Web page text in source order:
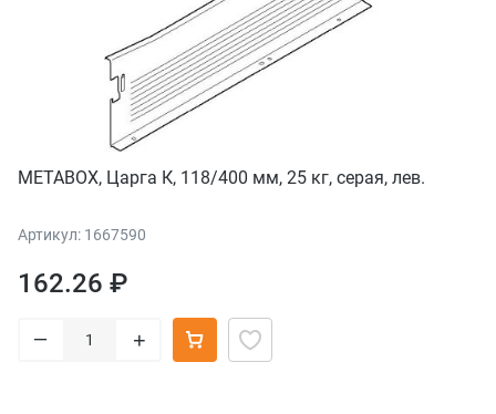
METABOX, Царга К, 118/400 мм, 25 кг, серая, лев.
Артикул: 1667590
162.26 ₽
– +